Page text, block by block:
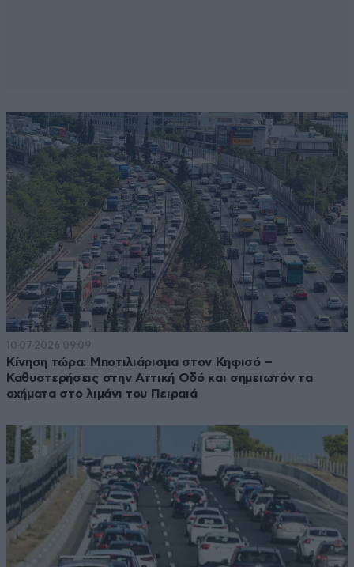
10·07·2026 09:09
Κίνηση τώρα: Μποτιλιάρισμα στον Κηφισό –
Καθυστερήσεις στην Αττική Οδό και σημειωτόν τα
οχήματα στο λιμάνι του Πειραιά